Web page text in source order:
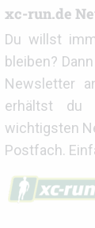
xc-run.de
Du willst
bleiben?
Newsletter
erhältst du
wichtigsten
Postfach.